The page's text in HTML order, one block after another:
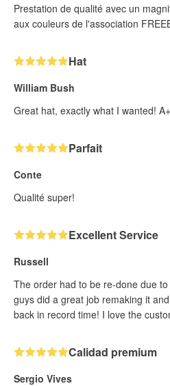
Prestation de qualité avec un
aux couleurs de l'association
Hat
William Bush
Great hat, exactly what I wanted!
Parfait
Conte
Qualité super!
Excellent Service
Russell
The order had to be re-done due
guys did a great job remaking it
back in record time! I love the
Calidad premium
Sergio Vives